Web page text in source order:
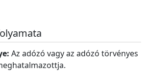
Az adózó vagy az adózó törvényes